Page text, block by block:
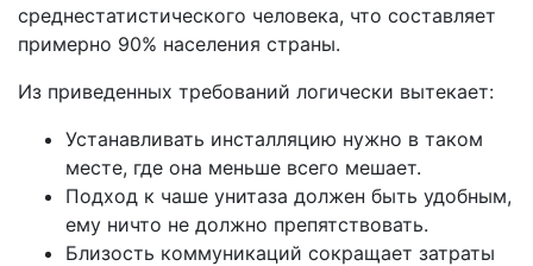
среднестатистического человека, что составляет
примерно 90% населения страны.
Из приведенных требований логически вытекает:
Устанавливать инсталляцию нужно в таком
месте, где она меньше всего мешает.
Подход к чаше унитаза должен быть удобным,
ему ничто не должно препятствовать.
Близость коммуникаций сокращает затраты